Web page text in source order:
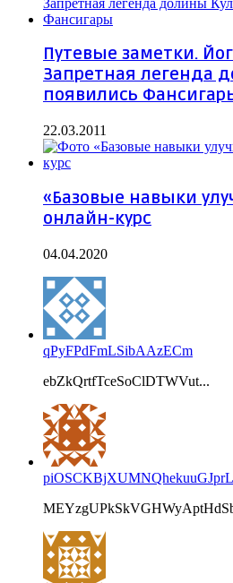
Путевые заметки.
Запретная легенда
появились
22.03.2011
«Базовые навыки
онлайн-курс
04.04.2020
qPyFPdFmLSibAAzECm
ebZkQrtfTceSoClDTWVut...